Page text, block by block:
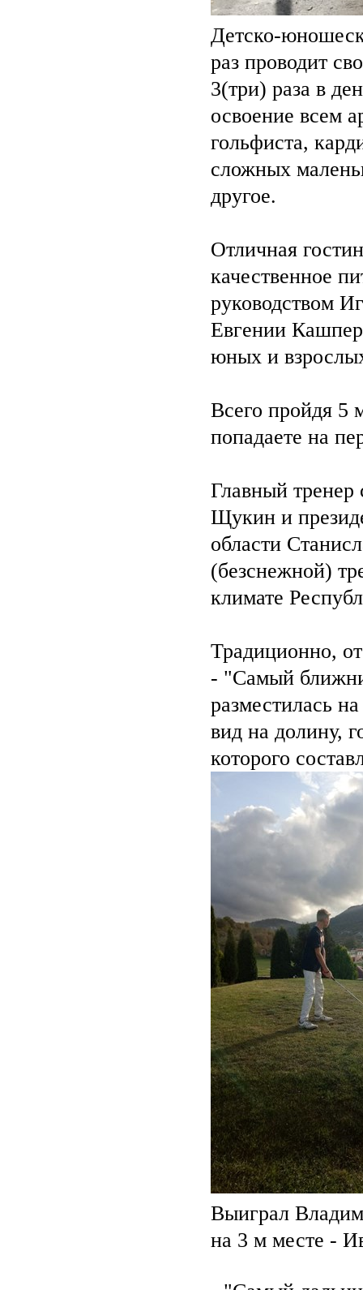
Детско-
раз проводит
3(три) раза в
освоение всем
гольфиста,
сложных
другое.
Отличная
качественное
руководством
Евгении
юных и
Всего пройдя 5
попадаете на
Главный тренер
Щукин и
области
(безснежной)
климате
Традиционно,
- "Самый
разместилась
вид на долину,
которого
Выиграл
на 3 м месте -